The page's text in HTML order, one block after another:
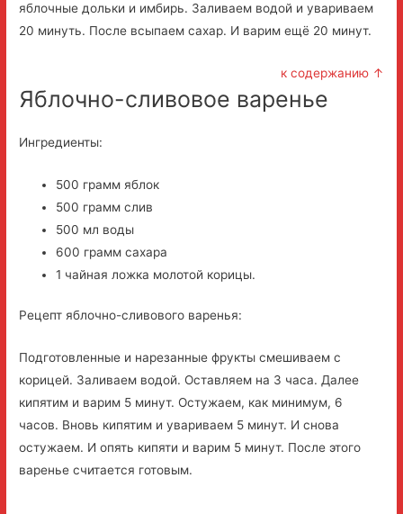
яблочные дольки и имбирь. Заливаем водой и увариваем
20 минуть. После всыпаем сахар. И варим ещё 20 минут.
к содержанию ↑
Яблочно-сливовое варенье
Ингредиенты:
500 грамм яблок
500 грамм слив
500 мл воды
600 грамм сахара
1 чайная ложка молотой корицы.
Рецепт яблочно-сливового варенья:
Подготовленные и нарезанные фрукты смешиваем с
корицей. Заливаем водой. Оставляем на 3 часа. Далее
кипятим и варим 5 минут. Остужаем, как минимум, 6
часов. Вновь кипятим и увариваем 5 минут. И снова
остужаем. И опять кипяти и варим 5 минут. После этого
варенье считается готовым.